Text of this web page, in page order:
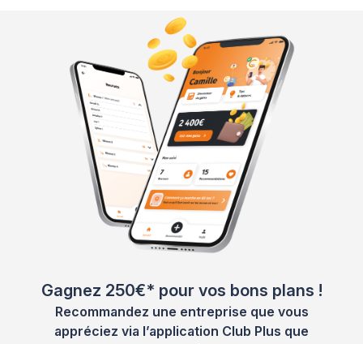
Gagnez 250€* pour vos bons plans !
Recommandez une entreprise que vous
appréciez via l’application Club Plus que